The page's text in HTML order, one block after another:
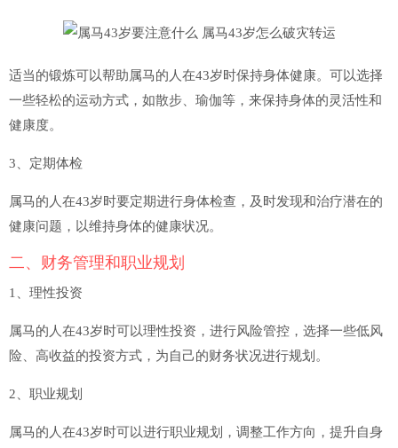
适当的锻炼可以帮助属马的人在43岁时保持身体健康。可以选择
一些轻松的运动方式，如散步、瑜伽等，来保持身体的灵活性和
健康度。
3、定期体检
属马的人在43岁时要定期进行身体检查，及时发现和治疗潜在的
健康问题，以维持身体的健康状况。
二、财务管理和职业规划
1、理性投资
属马的人在43岁时可以理性投资，进行风险管控，选择一些低风
险、高收益的投资方式，为自己的财务状况进行规划。
2、职业规划
属马的人在43岁时可以进行职业规划，调整工作方向，提升自身